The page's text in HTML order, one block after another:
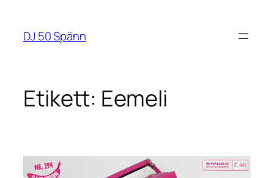
innehåll
DJ 50 Spänn
Etikett: Eemeli